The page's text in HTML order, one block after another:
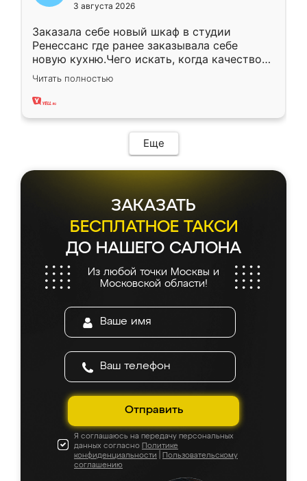
3 августа 2026
Заказала себе новый шкаф в студии
Ренессанс где ранее заказывала себе
новую кухню.Чего искать, когда качеством
вполне довольна. Служит кухня уже почти
два года, нареканий нет.
Читать полностью
Еще
ЗАКАЗАТЬ
БЕСПЛАТНОЕ ТАКСИ
ДО НАШЕГО САЛОНА
Из любой точки Москвы и
Московской области!
Отправить
Я соглашаюсь на передачу персональных
данных согласно Политике
конфиденциальности
Пользовательскому
соглашению